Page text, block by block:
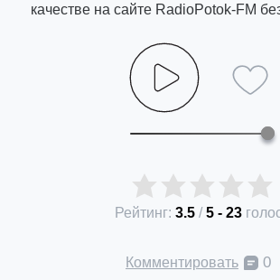
качестве на сайте RadioPotok-FM
Рейтинг: 3.5/5 - 23
Комментировать 0